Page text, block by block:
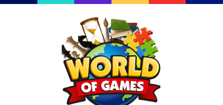
Επιτραπέζια
Παζλ
Παιχνίδια Καρτών